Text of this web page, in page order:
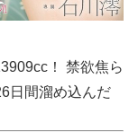
き放たれる
だよ
！ 禁欲焦ら
日間溜め込んだ